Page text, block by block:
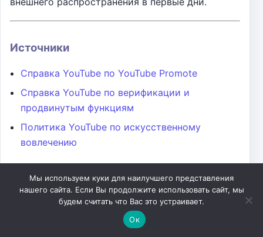
Источники
Справка YouTube по YouTube Promote
Справка YouTube по верификации и
продвинутым функциям
Политика YouTube по искусственному
вовлечению
Мы используем куки для наилучшего представления
нашего сайта. Если Вы продолжите использовать сайт, мы
будем считать что Вас это устраивает.
Ок